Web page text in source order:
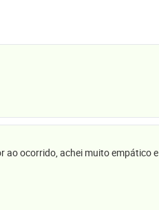
ao ocorrido, achei muito empático e